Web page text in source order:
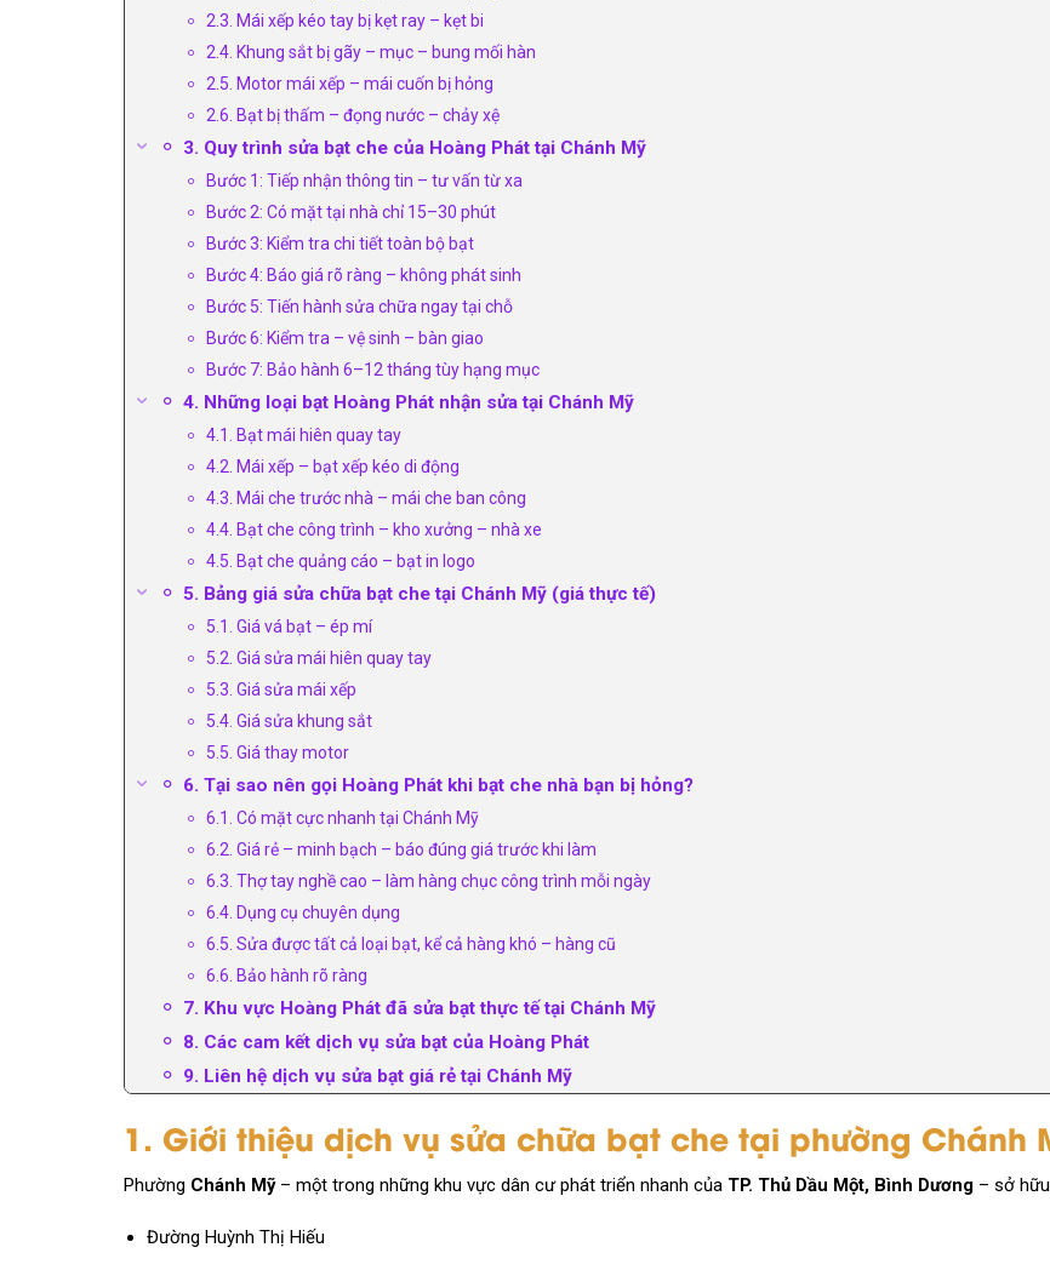
2.3. Mái xếp kéo tay bị kẹt ray – kẹt bi
2.4. Khung sắt bị gãy – mục – bung mối hàn
2.5. Motor mái xếp – mái cuốn bị hỏng
2.6. Bạt bị thấm – đọng nước – chảy xệ
3. Quy trình sửa bạt che của Hoàng Phát tại Chánh Mỹ
Bước 1: Tiếp nhận thông tin – tư vấn từ xa
Bước 2: Có mặt tại nhà chỉ 15–30 phút
Bước 3: Kiểm tra chi tiết toàn bộ bạt
Bước 4: Báo giá rõ ràng – không phát sinh
Bước 5: Tiến hành sửa chữa ngay tại chỗ
Bước 6: Kiểm tra – vệ sinh – bàn giao
Bước 7: Bảo hành 6–12 tháng tùy hạng mục
4. Những loại bạt Hoàng Phát nhận sửa tại Chánh Mỹ
4.1. Bạt mái hiên quay tay
4.2. Mái xếp – bạt xếp kéo di động
4.3. Mái che trước nhà – mái che ban công
4.4. Bạt che công trình – kho xưởng – nhà xe
4.5. Bạt che quảng cáo – bạt in logo
5. Bảng giá sửa chữa bạt che tại Chánh Mỹ (giá thực tế)
5.1. Giá vá bạt – ép mí
5.2. Giá sửa mái hiên quay tay
5.3. Giá sửa mái xếp
5.4. Giá sửa khung sắt
5.5. Giá thay motor
6. Tại sao nên gọi Hoàng Phát khi bạt che nhà bạn bị hỏng?
6.1. Có mặt cực nhanh tại Chánh Mỹ
6.2. Giá rẻ – minh bạch – báo đúng giá trước khi làm
6.3. Thợ tay nghề cao – làm hàng chục công trình mỗi ngày
6.4. Dụng cụ chuyên dụng
6.5. Sửa được tất cả loại bạt, kể cả hàng khó – hàng cũ
6.6. Bảo hành rõ ràng
7. Khu vực Hoàng Phát đã sửa bạt thực tế tại Chánh Mỹ
8. Các cam kết dịch vụ sửa bạt của Hoàng Phát
9. Liên hệ dịch vụ sửa bạt giá rẻ tại Chánh Mỹ
1. Giới thiệu dịch vụ sửa chữa bạt che tại phường Chánh
Phường Chánh Mỹ– một trong những khu vực dân cư phát triển nhanh của TP. Thủ Dầu Một, Bình Dương – sở
Đường Huỳnh Thị Hiếu